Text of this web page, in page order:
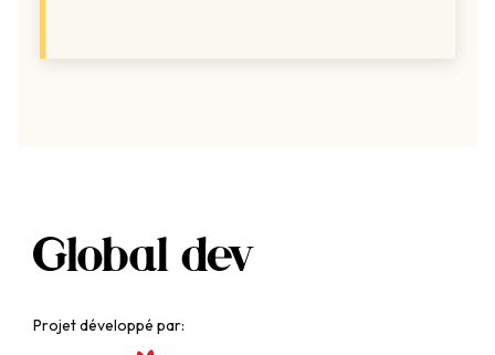
Projet développé par: